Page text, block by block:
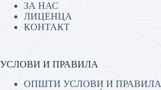
ЗА НАС
ЛИЦЕНЦА
КОНТАКТ
УСЛОВИ И ПРАВИЛА
ОПШТИ УСЛОВИ И ПРАВИЛА